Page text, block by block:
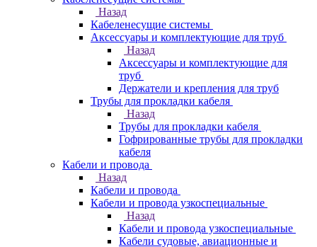
Назад
Кабеленесущие системы
Аксессуары и комплектующие для труб
Назад
Аксессуары и комплектующие для
труб
Держатели и крепления для труб
Трубы для прокладки кабеля
Назад
Трубы для прокладки кабеля
Гофрированные трубы для прокладки
кабеля
Кабели и провода
Назад
Кабели и провода
Кабели и провода узкоспециальные
Назад
Кабели и провода узкоспециальные
Кабели судовые, авиационные и